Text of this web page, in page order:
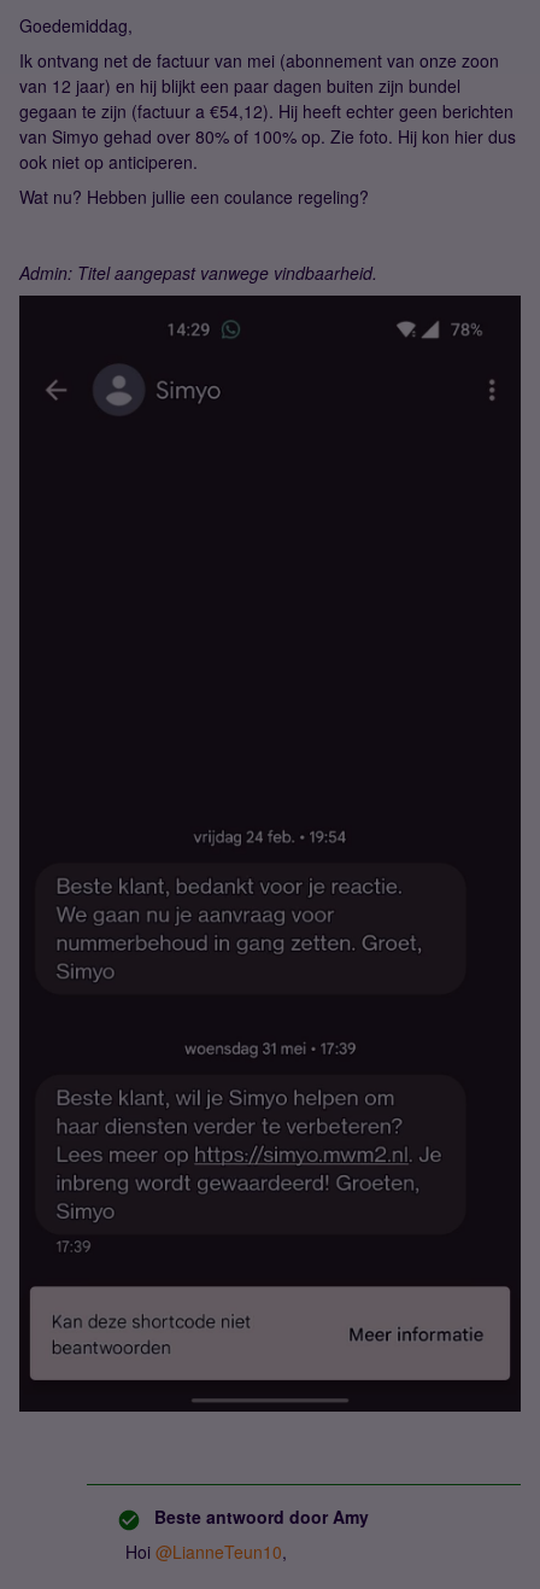
Goedemiddag,
Ik ontvang net de factuur van mei (abonnement van onze zoon
van 12 jaar) en hij blijkt een paar dagen buiten zijn bundel
gegaan te zijn (factuur a €54,12). Hij heeft echter geen berichten
van Simyo gehad over 80% of 100% op. Zie foto. Hij kon hier dus
ook niet op anticiperen.
Wat nu? Hebben jullie een coulance regeling?
Admin: Titel aangepast vanwege vindbaarheid.
Beste antwoord door Amy
Hoi @LianneTeun10,